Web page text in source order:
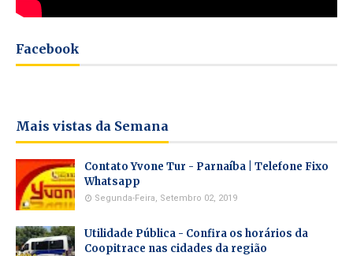
Facebook
Mais vistas da Semana
Contato Yvone Tur - Parnaíba | Telefone Fixo
Whatsapp
Segunda-Feira, Setembro 02, 2019
Utilidade Pública - Confira os horários da
Coopitrace nas cidades da região